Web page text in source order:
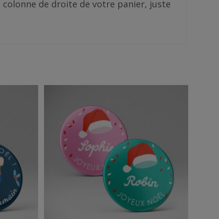
colonne de droite de votre panier, juste